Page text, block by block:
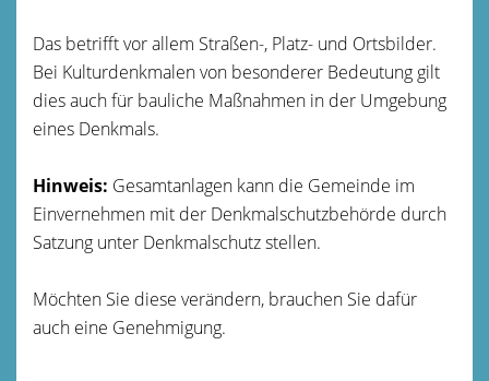
Das betrifft vor allem Straßen-, Platz- und Ortsbilder.
Bei Kulturdenkmalen von besonderer Bedeutung gilt
dies auch für bauliche Maßnahmen in der Umgebung
eines Denkmals.
Hinweis: Gesamtanlagen kann die Gemeinde im
Einvernehmen mit der Denkmalschutzbehörde durch
Satzung unter Denkmalschutz stellen.
Möchten Sie diese verändern, brauchen Sie dafür
auch eine Genehmigung.